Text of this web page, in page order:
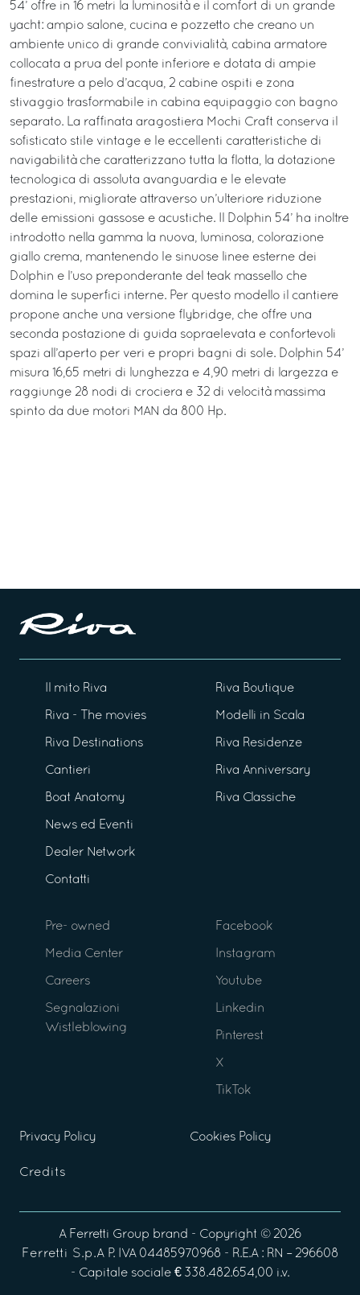
54’ offre in 16 metri la luminosità e il comfort di un grande
yacht: ampio salone, cucina e pozzetto che creano un
ambiente unico di grande convivialità, cabina armatore
collocata a prua del ponte inferiore e dotata di ampie
finestrature a pelo d’acqua, 2 cabine ospiti e zona
stivaggio trasformabile in cabina equipaggio con bagno
separato. La raffinata aragostiera Mochi Craft conserva il
sofisticato stile vintage e le eccellenti caratteristiche di
navigabilità che caratterizzano tutta la flotta, la dotazione
tecnologica di assoluta avanguardia e le elevate
prestazioni, migliorate attraverso un’ulteriore riduzione
delle emissioni gassose e acustiche. Il Dolphin 54’ ha inoltre
introdotto nella gamma la nuova, luminosa, colorazione
giallo crema, mantenendo le sinuose linee esterne dei
Dolphin e l’uso preponderante del teak massello che
domina le superfici interne. Per questo modello il cantiere
propone anche una versione flybridge, che offre una
seconda postazione di guida sopraelevata e confortevoli
spazi all’aperto per veri e propri bagni di sole. Dolphin 54’
misura 16,65 metri di lunghezza e 4,90 metri di largezza e
raggiunge 28 nodi di crociera e 32 di velocità massima
spinto da due motori MAN da 800 Hp.
Il mito Riva
Riva - The movies
Riva Destinations
Cantieri
Boat Anatomy
News ed Eventi
Dealer Network
Contatti
Riva Boutique
Modelli in Scala
Riva Residenze
Riva Anniversary
Riva Classiche
Pre- owned
Media Center
Careers
Segnalazioni
Wistleblowing
Facebook
Instagram
Youtube
Linkedin
Pinterest
X
TikTok
Privacy Policy Cookies Policy
Credits
A Ferretti Group brand - Copyright © 2026
Ferretti S.p.A P. IVA 04485970968 - R.E.A : RN – 296608
- Capitale sociale € 338.482.654,00 i.v.